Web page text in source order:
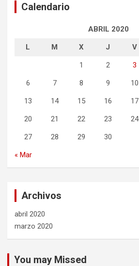
Calendario
ABRIL 2020
L M X J V
1 2 3
6 7 8 9 10
13 14 15 16 17
20 21 22 23 24
27 28 29 30
« Mar
Archivos
abril 2020
marzo 2020
You may Missed